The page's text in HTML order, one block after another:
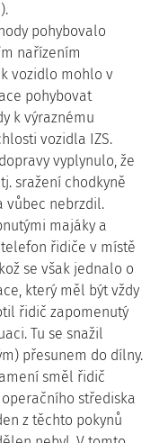
pohybovalo
nařízením
vozidlo mohlo v
pohybovat
k výraznému
vozidla IZS.
vyplynulo, že
sražení chodkyně
vůbec nebrzdil.
majáky a
řidiče v místě
se však jednalo o
který měl být vždy
řidič zapomenutý
Tu se snažil
přesunem do dílny.
směl řidič
střediska
z těchto pokynů